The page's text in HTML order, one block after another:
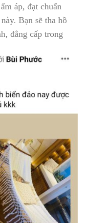
áp, đạt chuẩn
Bạn sẽ tha hồ
đẳng cấp trong